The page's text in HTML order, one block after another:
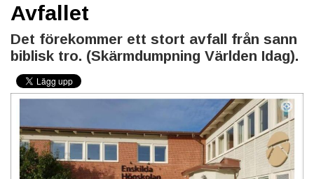
Avfallet
Det förekommer ett stort avfall från sann
biblisk tro. (Skärmdumpning Världen Idag).